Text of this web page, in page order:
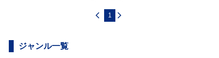
1
ジャンル一覧